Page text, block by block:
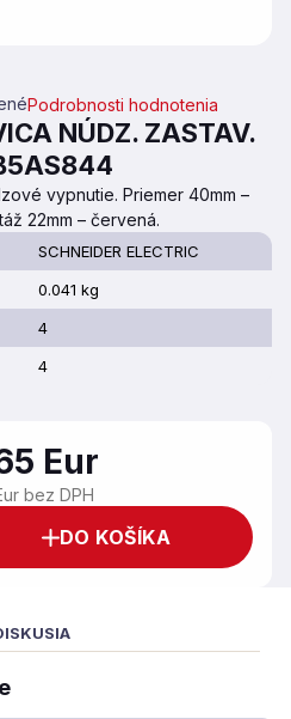
je 0,0 z 5 hviezdičiek.
Podrobnosti hodnotenia
NÚDZ. ZASTAV.
vypnutie. Priemer 40mm –
22mm – červená.
SCHNEIDER ELECTRIC
0.041 kg
4
4
Eur
bez DPH
DO KOŠÍKA